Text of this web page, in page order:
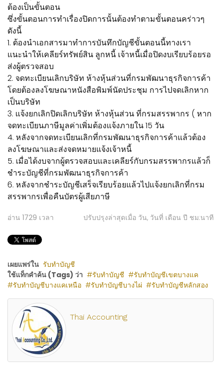
ต้องเป็นขั้นตอน
ซึ่งขั้นตอนการทำเรื่องปิดการนั้นต้องทำตามขั้นตอนคร่าวๆ
ดังนี้
1. ต้องนำเอกสารมาทำการบันทึกบัญชีขั้นตอนนี้ทางเรา
แนะนำให้เคลียร์ทรัพย์สิน ลูกหนี้ เจ้าหนี้เมื่อปิดงบเรียบร้อยรอ
ส่งผู้ตรวจสอบ
2. จดทะเบียนเลิกบริษัท ห้างหุ้นส่วนที่กรมพัฒนาธุรกิจการค้า
โดยต้องลงโฆษณาหนังสือพิมพ์นัดประชุม การไปจดเลิกหาก
เป็นบริษัท
3. แจ้งยกเลิกปิดเลิกบริษัท ห้างหุ้นส่วน ที่กรมสรรพากร ( หาก
จดทะเบียนภาษีมูลค่าเพิ่มต้องแจ้งภายใน 15 วัน
4. หลังจากจดทะเบียนเลิกที่กรมพัฒนาธุรกิจการค้าแล้วต้อง
ลงโฆษณาและส่งจดหมายแจ้งเจ้าหนี้
5. เมื่อได้งบจากผู้ตรวจสอบและเคลียร์กับกรมสรรพากรแล้วก็
ชำระบัญชีที่กรมพัฒนาธุรกิจการค้า
6. หลังจากชำระบัญชีเสร็จเรียบร้อยแล้วไปแจ้งยกเลิกที่กรม
สรรพากรเพื่อคืนบัตรผู้เสียภาษี
อ่าน 1729 เวลา ปรับปรุงล่าสุดเมื่อ วัน, วันที่ เดือน ปี ชม:นาที
เผยแพร่ใน รับทำบัญชี
ใช้แท็กคำค้น (Tags) ว่า
รับทำบัญชี
รับทำบัญชีเขตบางแค
รับทำบัญชีบางแคเหนือ
รับทำบัญชีบางไผ่ รับทำบัญชีหลักสอง
Thai Accounting